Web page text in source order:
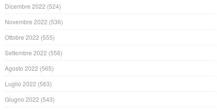
Dicembre 2022 (524)
Novembre 2022 (536)
Ottobre 2022 (555)
Settembre 2022 (556)
Agosto 2022 (565)
Luglio 2022 (563)
Giugno 2022 (543)